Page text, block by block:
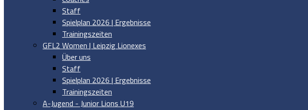
Staff
Spielplan 2026 | Ergebnisse
Trainingszeiten
GFL2 Women | Leipzig Lionexes
Über uns
Staff
Spielplan 2026 | Ergebnisse
Trainingszeiten
A-Jugend - Junior Lions U19